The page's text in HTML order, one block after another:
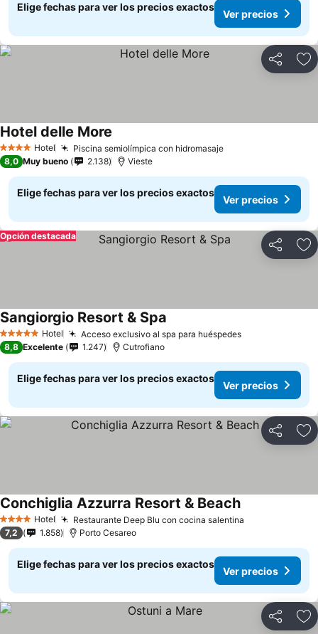
Elige fechas para ver los precios exactos
Ver precios
Compartir
4 EstrellasHotel Piscina semiolímpica con hidromasaje
Hotel delle More
8,0 Muy bueno 2.138 Vieste
Elige fechas para ver los precios exactos
Ver precios
Compartir
Opción destacada
5 Estrellas Hotel Acceso exclusivo al spa para huéspedes
Sangiorgio Resort & Spa
8,8 Excelente 1.247 Cutrofiano
Elige fechas para ver los precios exactos
Ver precios
Compartir
4 EstrellasHotel Restaurante Deep Blu con cocina salentina
Conchiglia Azzurra Resort & Beach
7,2 1.858 Porto Cesareo
Elige fechas para ver los precios exactos
Ver precios
Compartir